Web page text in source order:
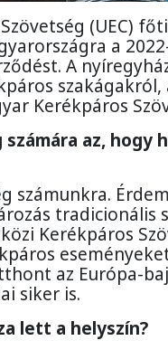
(UEC)
a
A
Kerékpáros
az, hogy
számunkra.
tradicionális
Kerékpáros
az Európa-
siker is.
lett a helyszín?